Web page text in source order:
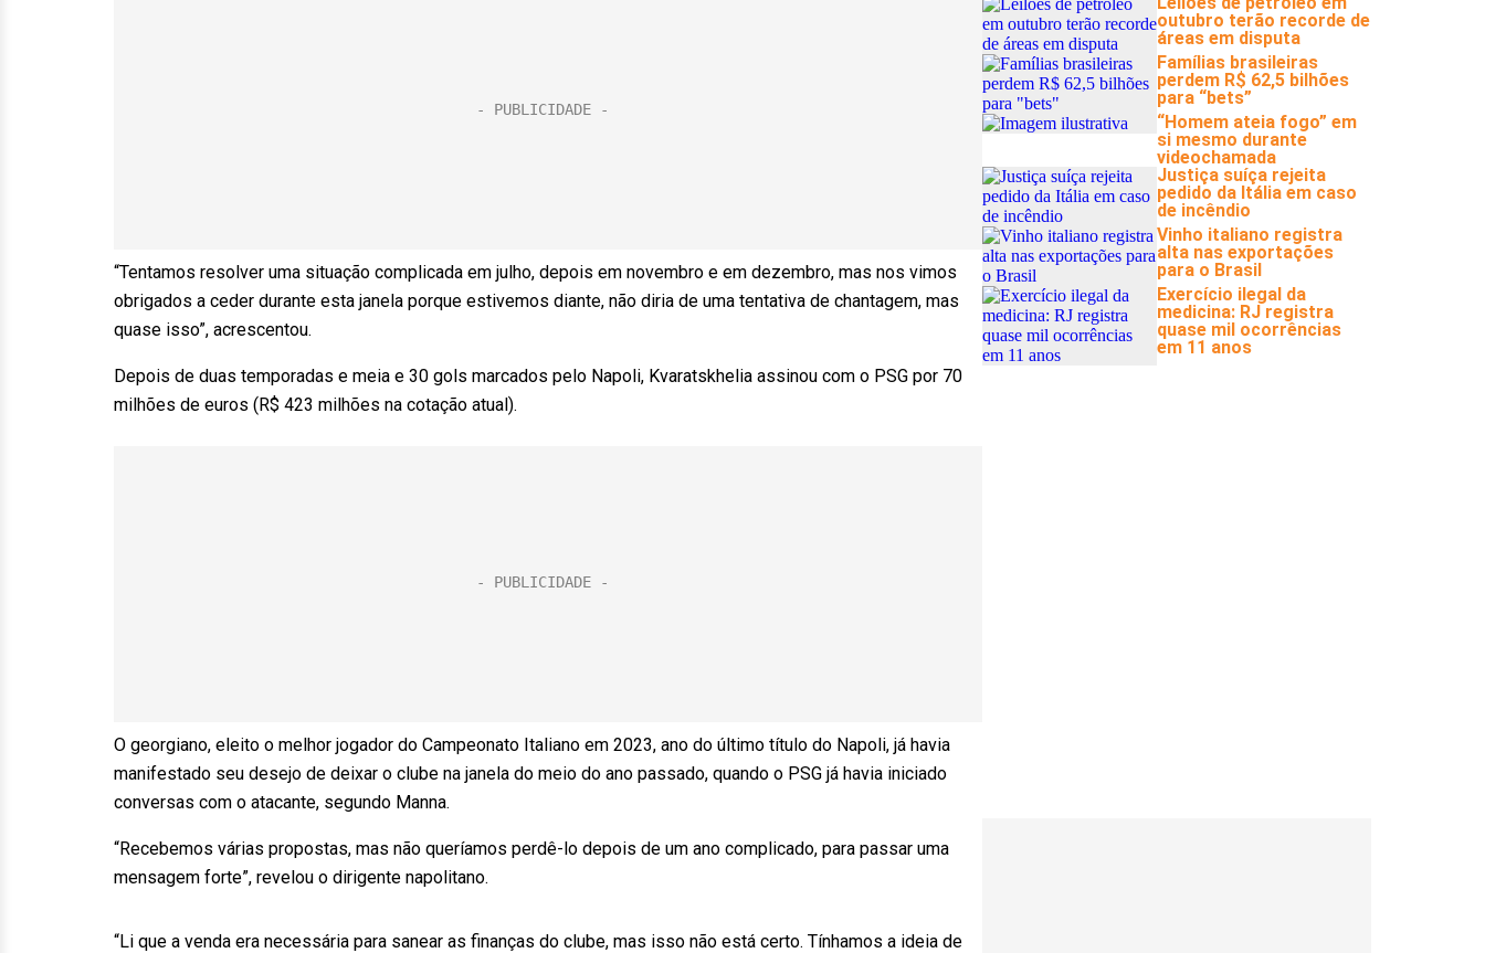
“Tentamos resolver uma situação complicada em julho, depois em novembro e em dezembro, mas nos vimos
obrigados a ceder durante esta janela porque estivemos diante, não diria de uma tentativa de chantagem, mas
quase isso”, acrescentou.
Depois de duas temporadas e meia e 30 gols marcados pelo Napoli, Kvaratskhelia assinou com o PSG por 70
milhões de euros (R$ 423 milhões na cotação atual).
O georgiano, eleito o melhor jogador do Campeonato Italiano em 2023, ano do último título do Napoli, já havia
manifestado seu desejo de deixar o clube na janela do meio do ano passado, quando o PSG já havia iniciado
conversas com o atacante, segundo Manna.
“Recebemos várias propostas, mas não queríamos perdê-lo depois de um ano complicado, para passar uma
mensagem forte”, revelou o dirigente napolitano.
“Li que a venda era necessária para sanear as finanças do clube, mas isso não está certo. Tínhamos a ideia de